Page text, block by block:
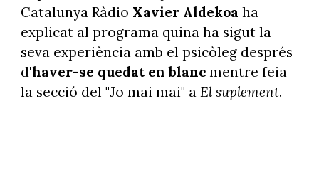
Catalunya Ràdio Xavier Aldekoa ha
explicat al programa quina ha sigut la
seva experiència amb el psicòleg després
d'haver-se quedat en blanc mentre feia
la secció del "Jo mai mai" a El suplement.